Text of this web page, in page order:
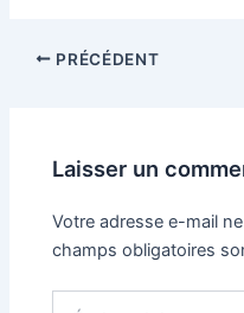
NavigationPRÉCÉDENT
Laisser un
Votre adresse e-mail
champs obligatoires